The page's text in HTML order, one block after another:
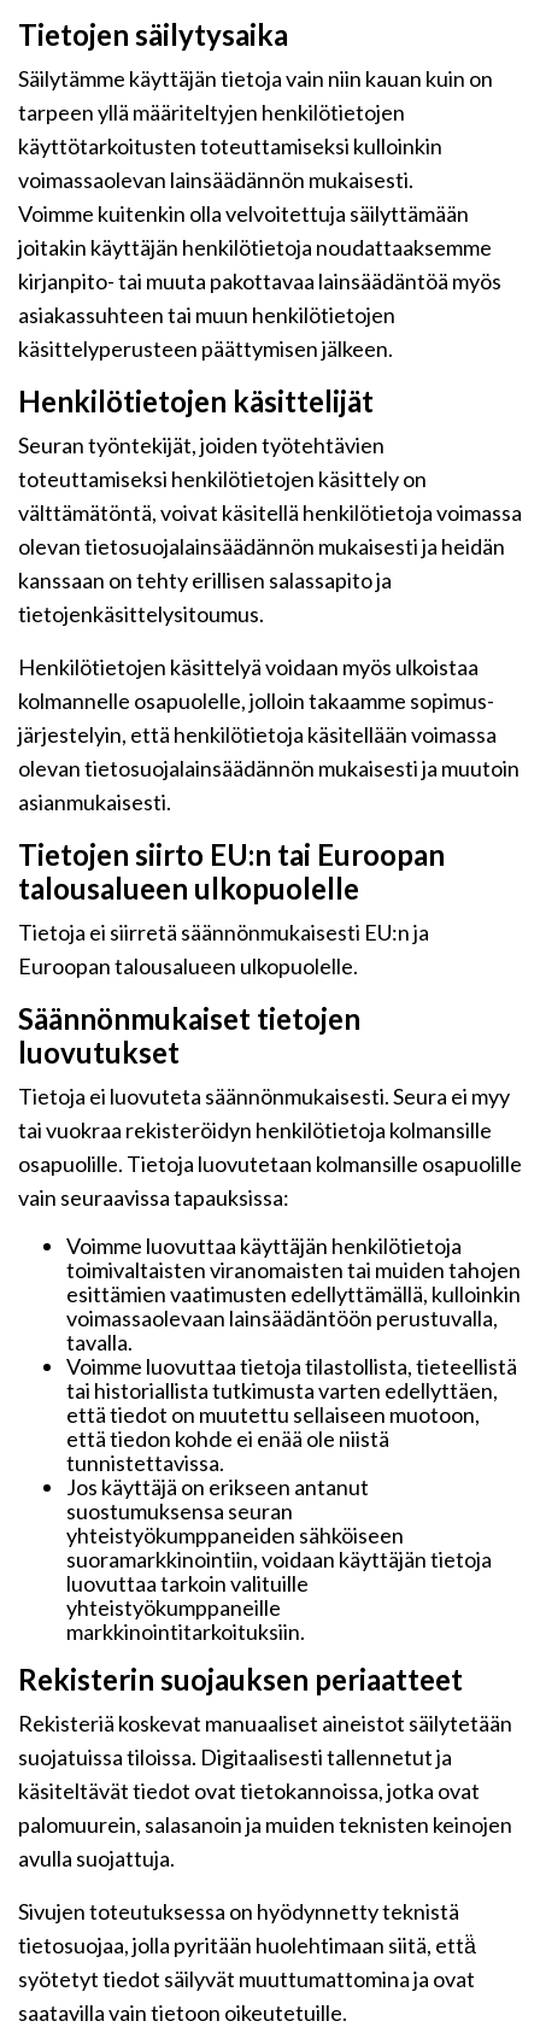
Tietojen säilytysaika
Säilytämme käyttäjän tietoja vain niin kauan kuin on
tarpeen yllä määriteltyjen henkilötietojen
käyttötarkoitusten toteuttamiseksi kulloinkin
voimassaolevan lainsäädännön mukaisesti.
Voimme kuitenkin olla velvoitettuja säilyttämään
joitakin käyttäjän henkilötietoja noudattaaksemme
kirjanpito- tai muuta pakottavaa lainsäädäntöä myös
asiakassuhteen tai muun henkilötietojen
käsittelyperusteen päättymisen jälkeen.
Henkilötietojen käsittelijät
Seuran työntekijät, joiden työtehtävien
toteuttamiseksi henkilötietojen käsittely on
välttämätöntä, voivat käsitellä henkilötietoja voimassa
olevan tietosuojalainsäädännön mukaisesti ja heidän
kanssaan on tehty erillisen salassapito ja
tietojenkäsittelysitoumus.
Henkilötietojen käsittelyä voidaan myös ulkoistaa
kolmannelle osapuolelle, jolloin takaamme sopimus-
järjestelyin, että henkilötietoja käsitellään voimassa
olevan tietosuojalainsäädännön mukaisesti ja muutoin
asianmukaisesti.
Tietojen siirto EU:n tai Euroopan
talousalueen ulkopuolelle
Tietoja ei siirretä säännönmukaisesti EU:n ja
Euroopan talousalueen ulkopuolelle.
Säännönmukaiset tietojen
luovutukset
Tietoja ei luovuteta säännönmukaisesti. Seura ei myy
tai vuokraa rekisteröidyn henkilötietoja kolmansille
osapuolille. Tietoja luovutetaan kolmansille osapuolille
vain seuraavissa tapauksissa:
Voimme luovuttaa käyttäjän henkilötietoja
toimivaltaisten viranomaisten tai muiden tahojen
esittämien vaatimusten edellyttämällä, kulloinkin
voimassaolevaan lainsäädäntöön perustuvalla,
tavalla.
Voimme luovuttaa tietoja tilastollista, tieteellistä
tai historiallista tutkimusta varten edellyttäen,
että tiedot on muutettu sellaiseen muotoon,
että tiedon kohde ei enää ole niistä
tunnistettavissa.
Jos käyttäjä on erikseen antanut
suostumuksensa seuran
yhteistyökumppaneiden sähköiseen
suoramarkkinointiin, voidaan käyttäjän tietoja
luovuttaa tarkoin valituille
yhteistyökumppaneille
markkinointitarkoituksiin.
Rekisterin suojauksen periaatteet
Rekisteriä koskevat manuaaliset aineistot säilytetään
suojatuissa tiloissa. Digitaalisesti tallennetut ja
käsiteltävät tiedot ovat tietokannoissa, jotka ovat
palomuurein, salasanoin ja muiden teknisten keinojen
avulla suojattuja.
Sivujen toteutuksessa on hyödynnetty teknistä
tietosuojaa, jolla pyritään huolehtimaan siitä, että̈
syötetyt tiedot säilyvät muuttumattomina ja ovat
saatavilla vain tietoon oikeutetuille.